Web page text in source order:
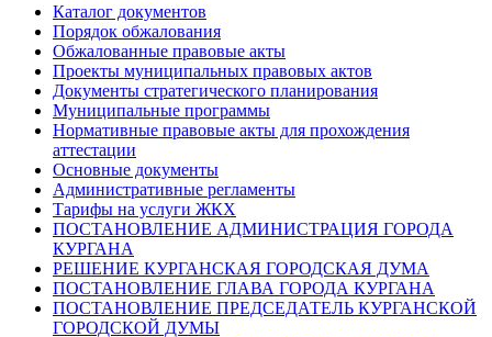
Каталог документов
Порядок обжалования
Обжалованные правовые акты
Проекты муниципальных правовых актов
Документы стратегического планирования
Муниципальные программы
Нормативные правовые акты для прохождения
аттестации
Основные документы
Административные регламенты
Тарифы на услуги ЖКХ
ПОСТАНОВЛЕНИЕ АДМИНИСТРАЦИЯ ГОРОДА
КУРГАНА
РЕШЕНИЕ КУРГАНСКАЯ ГОРОДСКАЯ ДУМА
ПОСТАНОВЛЕНИЕ ГЛАВА ГОРОДА КУРГАНА
ПОСТАНОВЛЕНИЕ ПРЕДСЕДАТЕЛЬ КУРГАНСКОЙ
ГОРОДСКОЙ ДУМЫ